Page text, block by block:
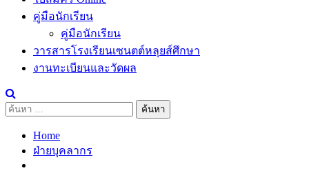
คู่มือนักเรียน
คู่มือนักเรียน
วารสารโรงเรียนเซนตต์หลุยส์ศึกษา
งานทะเบียนและวัดผล
ค้นหา
Home
ฝ่ายบุคลากร